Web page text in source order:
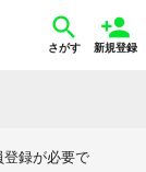
さがす 新規登録
登録が必要で